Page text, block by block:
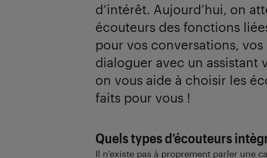
d’intérêt. Aujourd’hui, on
écouteurs des fonctions
pour vos conversations,
dialoguer avec un assistant
on vous aide à choisir les
faits pour vous !
Quels types d’écouteurs
Il n’existe pas à proprement parler une